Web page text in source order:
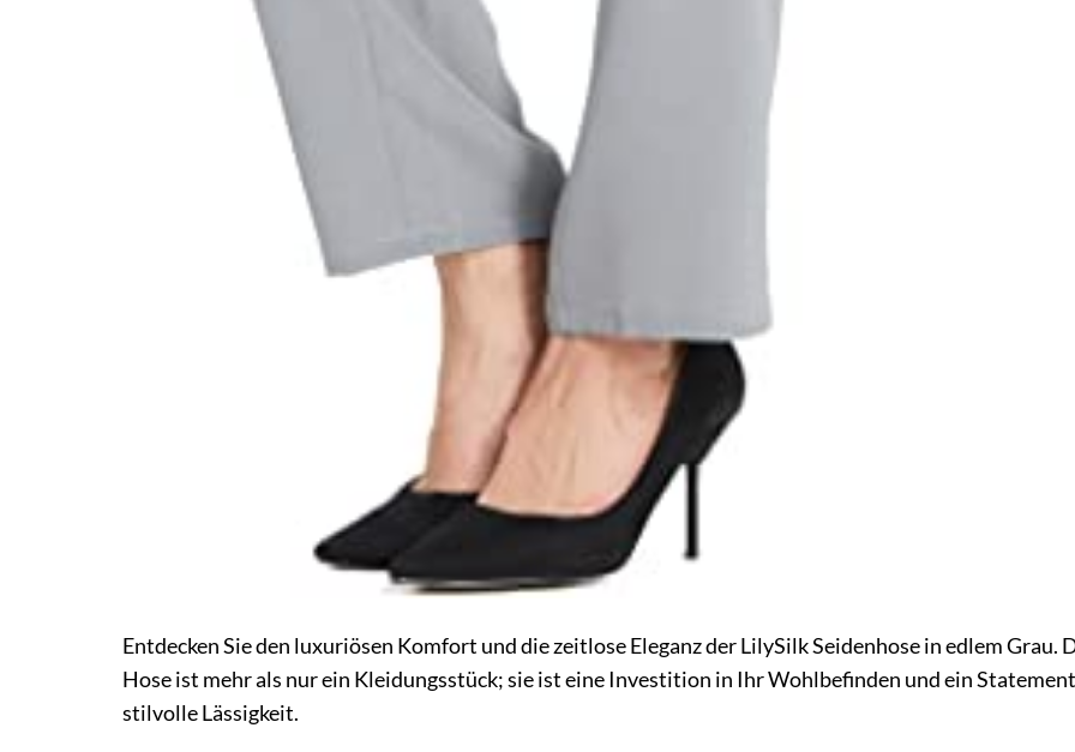
Entdecken Sie den luxuriösen Komfort und die zeitlose Eleganz der LilySilk Seidenhose in edlem Grau.
Hose ist mehr als nur ein Kleidungsstück; sie ist eine Investition in Ihr Wohlbefinden und ein
stilvolle Lässigkeit.